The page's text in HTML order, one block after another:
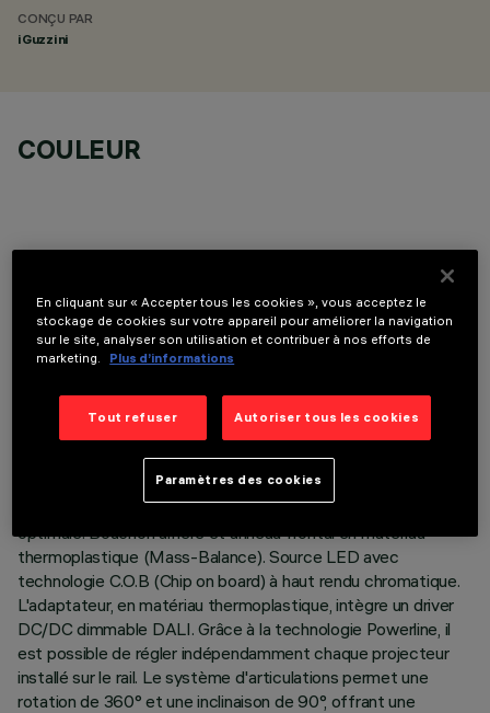
CONÇU PAR
iGuzzini
COULEUR
DONNÉES TECHNIQUES
DERNIÈRE MISE À JOUR: 05/08/2026
DESCRIPTION
Projecteur compact complet avec adaptateur pour
l'installation sur rail basse tension (48V). Le corps est en
aluminium moulé sous pression peint, avec un système de
dissipation passive qui assure une gestion thermique
optimale. Bouchon arrière et anneau frontal en matériau
thermoplastique (Mass-Balance). Source LED avec
technologie C.O.B (Chip on board) à haut rendu chromatique.
L'adaptateur, en matériau thermoplastique, intègre un driver
DC/DC dimmable DALI. Grâce à la technologie Powerline, il
est possible de régler indépendamment chaque projecteur
installé sur le rail. Le système d'articulations permet une
rotation de 360° et une inclinaison de 90°, offrant une
En cliquant sur « Accepter tous les cookies », vous acceptez le
stockage de cookies sur votre appareil pour améliorer la navigation
sur le site, analyser son utilisation et contribuer à nos efforts de
marketing.
Plus d’informations
Tout refuser Autoriser tous les cookies
Paramètres des cookies